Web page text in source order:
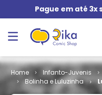
Pague em até 3x
Infanto-Juvenis
Bolinha e Luluzinha